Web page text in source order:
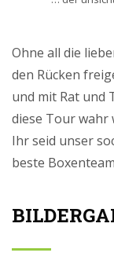
Ohne all die
den Rücken
und mit Rat und
diese Tour wahr
Ihr seid unser
beste